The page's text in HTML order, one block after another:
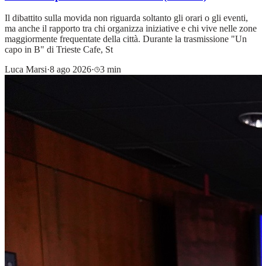
Il dibattito sulla movida non riguarda soltanto gli orari o gli eventi,
ma anche il rapporto tra chi organizza iniziative e chi vive nelle zone
maggiormente frequentate della città. Durante la trasmissione "Un
capo in B" di Trieste Cafe, St
Luca Marsi·8 ago 2026· 3 min